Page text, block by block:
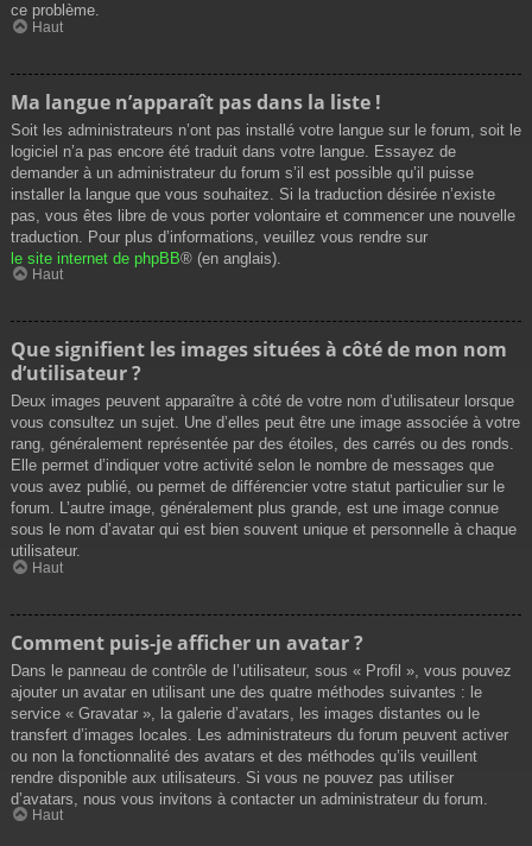
ce problème.
Haut
Ma langue n’apparaît pas dans la liste !
Soit les administrateurs n’ont pas installé votre langue sur le forum, soit le
logiciel n’a pas encore été traduit dans votre langue. Essayez de
demander à un administrateur du forum s’il est possible qu’il puisse
installer la langue que vous souhaitez. Si la traduction désirée n’existe
pas, vous êtes libre de vous porter volontaire et commencer une nouvelle
traduction. Pour plus d’informations, veuillez vous rendre sur
le site internet de phpBB® (en anglais).
Haut
Que signifient les images situées à côté de mon nom
d’utilisateur ?
Deux images peuvent apparaître à côté de votre nom d’utilisateur lorsque
vous consultez un sujet. Une d’elles peut être une image associée à votre
rang, généralement représentée par des étoiles, des carrés ou des ronds.
Elle permet d’indiquer votre activité selon le nombre de messages que
vous avez publié, ou permet de différencier votre statut particulier sur le
forum. L’autre image, généralement plus grande, est une image connue
sous le nom d’avatar qui est bien souvent unique et personnelle à chaque
utilisateur.
Haut
Comment puis-je afficher un avatar ?
Dans le panneau de contrôle de l’utilisateur, sous « Profil », vous pouvez
ajouter un avatar en utilisant une des quatre méthodes suivantes : le
service « Gravatar », la galerie d’avatars, les images distantes ou le
transfert d’images locales. Les administrateurs du forum peuvent activer
ou non la fonctionnalité des avatars et des méthodes qu’ils veuillent
rendre disponible aux utilisateurs. Si vous ne pouvez pas utiliser
d’avatars, nous vous invitons à contacter un administrateur du forum.
Haut